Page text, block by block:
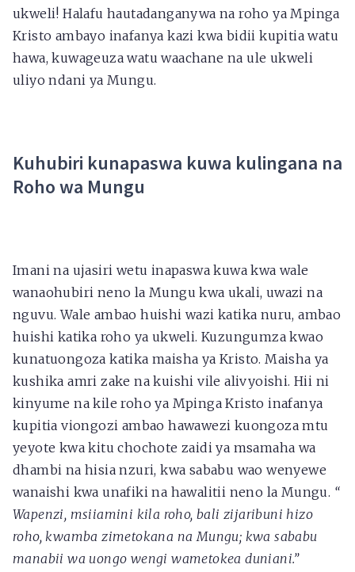
ukweli! Halafu hautadanganywa na roho ya Mpinga
Kristo ambayo inafanya kazi kwa bidii kupitia watu
hawa, kuwageuza watu waachane na ule ukweli
uliyo ndani ya Mungu.
Kuhubiri kunapaswa kuwa kulingana na
Roho wa Mungu
Imani na ujasiri wetu inapaswa kuwa kwa wale
wanaohubiri neno la Mungu kwa ukali, uwazi na
nguvu. Wale ambao huishi wazi katika nuru, ambao
huishi katika roho ya ukweli. Kuzungumza kwao
kunatuongoza katika maisha ya Kristo. Maisha ya
kushika amri zake na kuishi vile alivyoishi. Hii ni
kinyume na kile roho ya Mpinga Kristo inafanya
kupitia viongozi ambao hawawezi kuongoza mtu
yeyote kwa kitu chochote zaidi ya msamaha wa
dhambi na hisia nzuri, kwa sababu wao wenyewe
wanaishi kwa unafiki na hawalitii neno la Mungu. “
Wapenzi, msiiamini kila roho, bali zijaribuni hizo
roho, kwamba zimetokana na Mungu; kwa sababu
manabii wa uongo wengi wametokea duniani.”